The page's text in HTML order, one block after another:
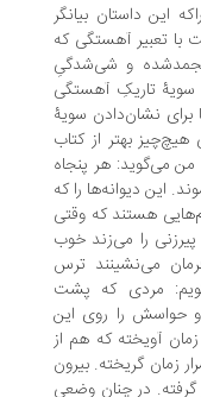
بیانگر
آهستگی که
و شی‌شدگیِ
آهستگی
سویۀ
از کتاب
هر پنجاه
را که
که وقتی
می‌زند خوب
ترس
که پشت
را روی این
که هم از
بیرون
در چنان وضعی